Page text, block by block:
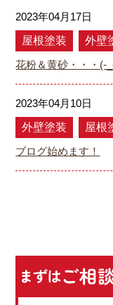
2023年04月17日
屋根塗装
外壁
花粉＆黄砂・・・(-
2023年04月10日
外壁塗装
屋根
ブログ始めます！